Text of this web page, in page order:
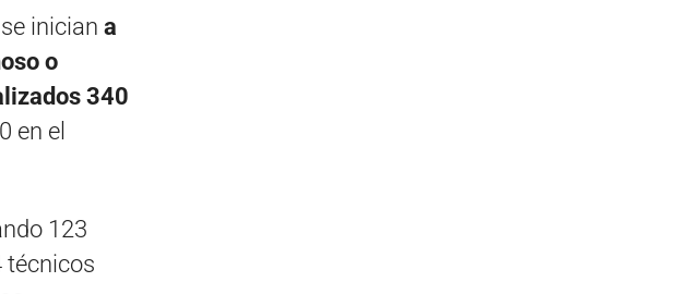
inician a
o
340
en el
123
técnicos